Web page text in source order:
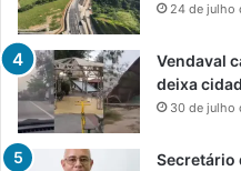
24 de julho
Vendaval
deixa
30 de julho
Secretário